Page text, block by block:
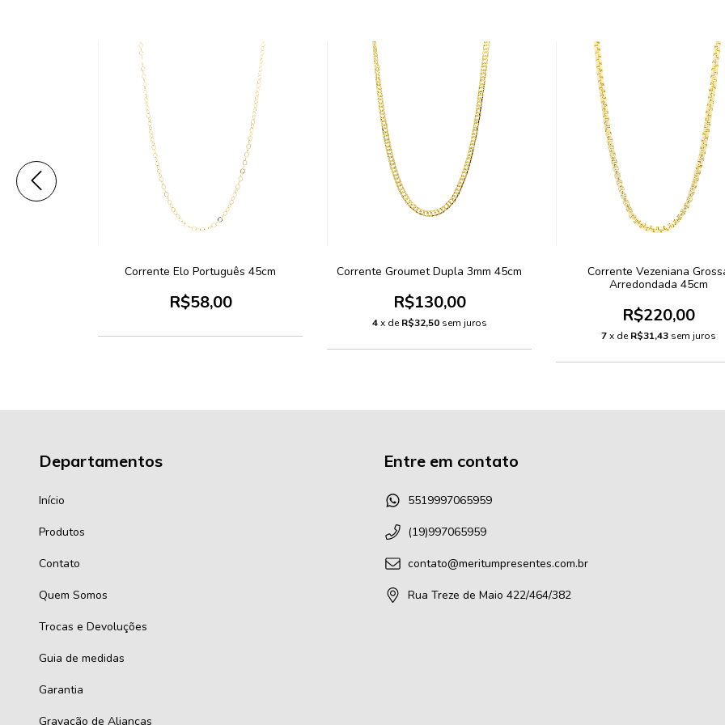
Corrente Elo Português 45cm
R$58,00
Corrente Groumet Dupla 3mm 45cm
R$130,00
4 x deR$32,50 sem juros
Corrente Vezeniana
Arredondada 45cm
R$220,00
7 x deR$31,43 sem juros
Departamentos
Início
Produtos
Contato
Quem Somos
Trocas e Devoluções
Guia de medidas
Garantia
Gravação de Alianças
Entre em contato
5519997065959
(19)997065959
contato@meritumpresentes.com.br
Rua Treze de Maio 422/464/382